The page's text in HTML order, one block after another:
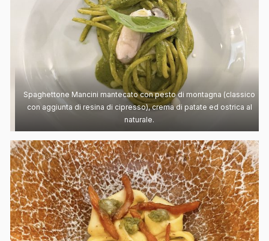
Spaghettone Mancini mantecato con pesto di montagna (classico
con aggiunta di resina di cipresso), crema di patate ed ostrica al
naturale.